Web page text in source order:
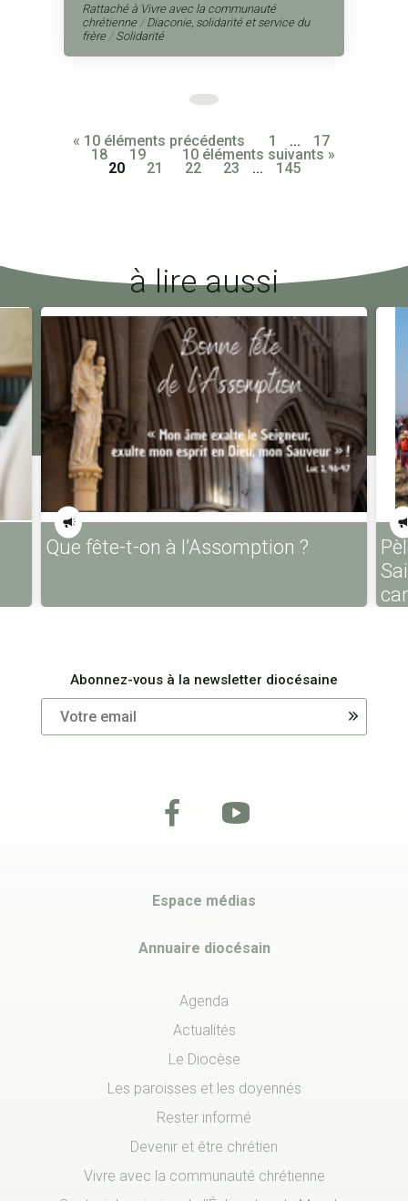
Rattaché à Vivre avec la communauté
chrétienne /Diaconie, solidarité et service du
frère /Solidarité
« 10 éléments précédents
10 éléments suivants »
1 ... 17
18 19
20 21 22 23 ... 145
à lire aussi
Que fête-t-on à l’Assomption ?
Abonnez-vous à la newsletter diocésaine
Espace médias
Annuaire diocésain
Agenda
Actualités
Le Diocèse
Les paroisses et les doyennés
Rester informé
Devenir et être chrétien
Vivre avec la communauté chrétienne